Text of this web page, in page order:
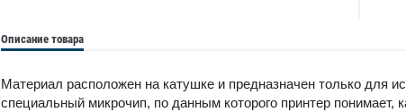
Описание товара
Материал расположен на катушке и предназначен только для
специальный микрочип, по данным которого принтер